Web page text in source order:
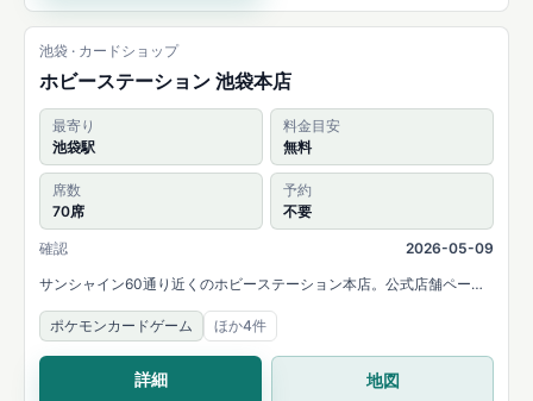
池袋 · カードショップ
ホビーステーション 池袋本店
最寄り
池袋駅
料金目安
無料
席数
70席
予約
不要
確認
2026-05-09
サンシャイン60通り近くのホビーステーション本店。公式店舗ページ
では都内最大級の70席デュエルスペースと各種カードゲーム大会の実
施を案内しています。
ポケモンカードゲーム ほか4件
詳細 地図